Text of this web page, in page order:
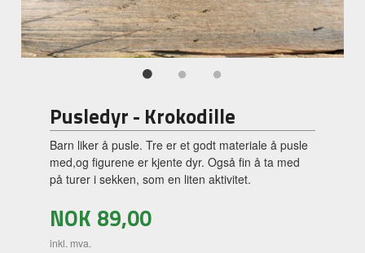
Pusledyr - Krokodille
Barn liker å pusle. Tre er et godt materiale å pusle
med,og figurene er kjente dyr. Også fin å ta med
på turer i sekken, som en liten aktivitet.
NOK 89,00
inkl. mva.